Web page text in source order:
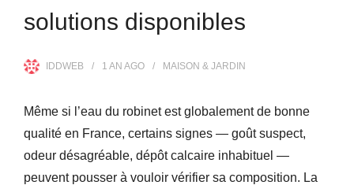
solutions disponibles
IDDWEB 1 AN AGO MAISON & JARDIN
Même si l’eau du robinet est globalement de bonne
qualité en France, certains signes — goût suspect,
odeur désagréable, dépôt calcaire inhabituel —
peuvent pousser à vouloir vérifier sa composition. La